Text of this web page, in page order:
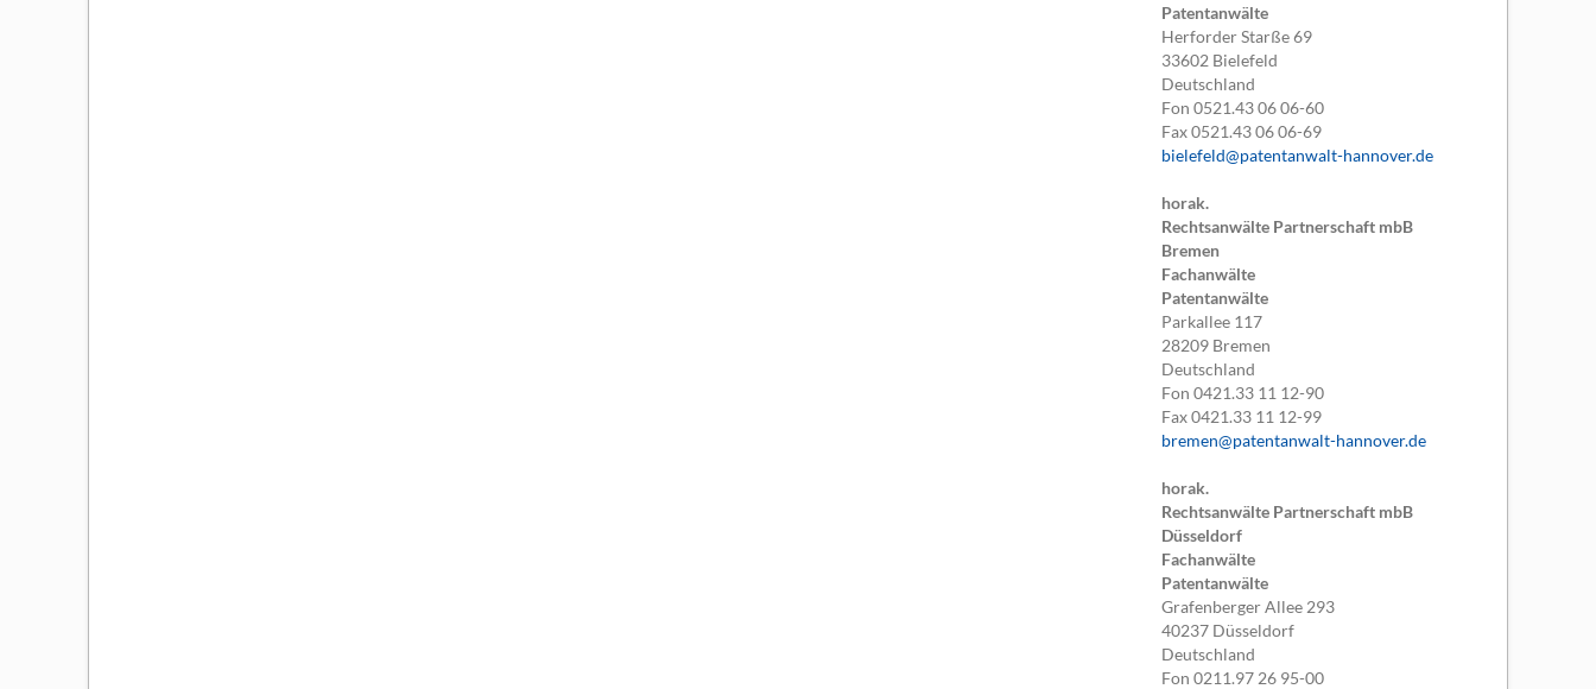
Patentanwälte
Herforder Starße 69
33602 Bielefeld
Deutschland
Fon0521.43 06 06-60
Fax0521.43 06 06-69
bielefeld@patentanwalt-hannover.de
horak.
Rechtsanwälte Partnerschaft mbB
Bremen
Fachanwälte
Patentanwälte
Parkallee 117
28209 Bremen
Deutschland
Fon0421.33 11 12-90
Fax0421.33 11 12-99
bremen@patentanwalt-hannover.de
horak.
Rechtsanwälte Partnerschaft mbB
Düsseldorf
Fachanwälte
Patentanwälte
Grafenberger Allee 293
40237 Düsseldorf
Deutschland
Fon0211.97 26 95-00